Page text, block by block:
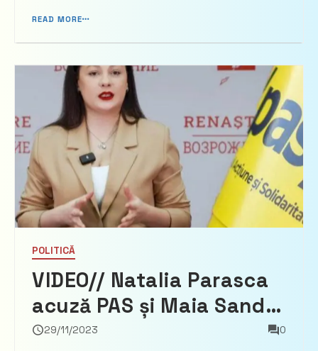
dreptul să vorbească
limba sa!”
partidului &#8...
READ MORE
POLITICĂ
VIDEO// Natalia Parasca
acuză PAS și Maia Sandu
că se bagă în buzunarele
29/11/2023 0